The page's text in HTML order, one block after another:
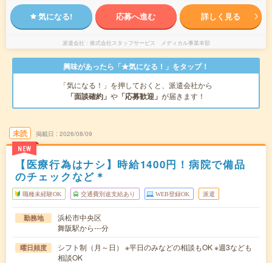
気になる! 応募へ進む 詳しく見る
派遣会社 株式会社スタッフサービス メディカル事業本部
興味があったら「★気になる！」をタップ！
「気になる！」を押しておくと、派遣会社から
「面談確約」 や 「応募歓迎」 が届きます！
未読
NEW
掲載日 2026/08/09
【医療行為はナシ】時給1400円！病院で備品
のチェックなど＊
職種未経験OK 交通費別途支給あり WEB登録OK 派遣
勤務地
浜松市中央区
舞阪駅から---分
曜日頻度
シフト制（月～日） ※平日のみなどの相談もOK ※週3なども
相談OK